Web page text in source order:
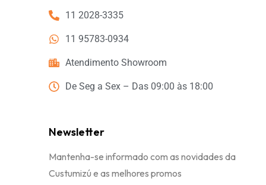
11 2028-3335
11 95783-0934
Atendimento Showroom
De Seg a Sex – Das 09:00 às 18:00
Newsletter
Mantenha-se informado com as novidades da
Custumizú e as melhores promos